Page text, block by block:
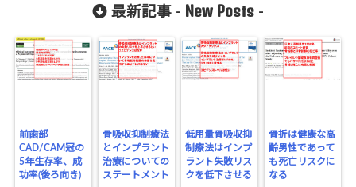
最新記事 - New Posts -
前歯部
CAD/CAM冠の
5年生存率、成
功率(後ろ向き)
骨吸収抑制療法
とインプラント
治療についての
ステートメント
低用量骨吸収抑
制療法はインプ
ラント失敗リス
クを低下させる
骨折は健康な高
齢男性であって
も死亡リスクに
なる